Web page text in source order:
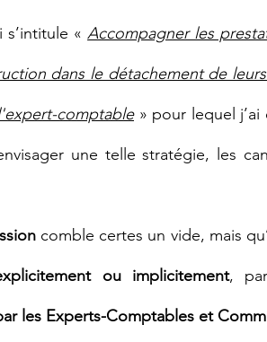
s’intitule « Accompagner les
dans le détachement de
comptable » pour lequel j’ai
une telle stratégie, les
comble certes un vide, mais
ou implicitement
les Experts-Comptables et